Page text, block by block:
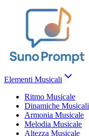
Elementi Musicali
Ritmo Musicale
Dinamiche Musicali
Armonia Musicale
Melodia Musicale
Altezza Musicale